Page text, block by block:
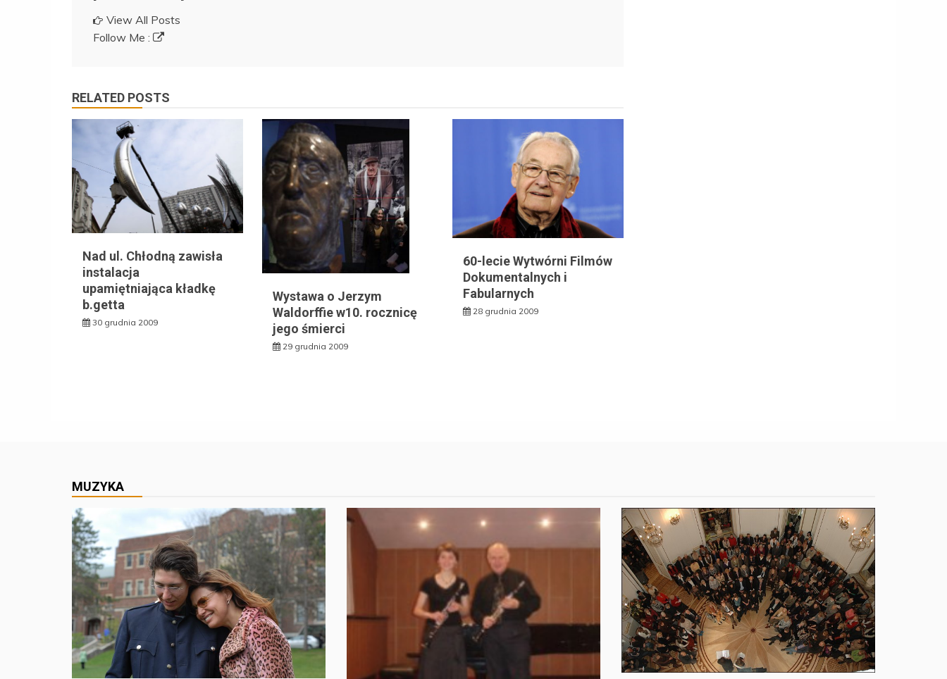
View All Posts
Follow Me :
RELATED POSTS
Nad ul. Chłodną zawisła
instalacja
upamiętniająca kładkę
b.getta
30 grudnia 2009
Wystawa o Jerzym
Waldorffie w10. rocznicę
jego śmierci
29 grudnia 2009
60-lecie Wytwórni Filmów
Dokumentalnych i
Fabularnych
28 grudnia 2009
MUZYKA